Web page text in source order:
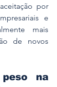
por
e
mais
de novos
na